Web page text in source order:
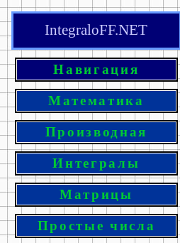
IntegraloFF.NET
Навигация
Математика
Производная
Интегралы
Матрицы
Простые числа